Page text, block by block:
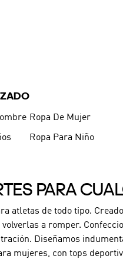
Ropa De Mujer
Ropa Para Niño
PARA
atletas de todo tipo.
a romper.
Diseñamos
mujeres, con tops